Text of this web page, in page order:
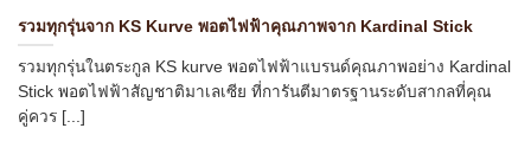
รวมทุกรุ่นจาก KS Kurve พอตไฟฟ้าคุณภาพจาก Kardinal Stick
รวมทุกรุ่นในตระกูล KS kurve พอตไฟฟ้าแบรนด์คุณภาพอย่าง Kardinal
Stick พอตไฟฟ้าสัญชาติมาเลเซีย ที่การันตีมาตรฐานระดับสากลที่คุณ
คู่ควร [...]